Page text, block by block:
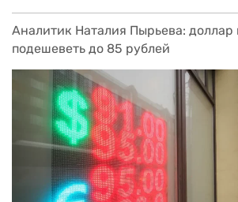
Аналитик Наталия Пырьева:
подешеветь до 85 рублей